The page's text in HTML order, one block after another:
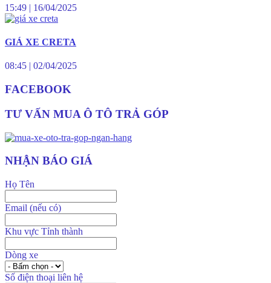
15:49 | 16/04/2025
GIÁ XE CRETA
08:45 | 02/04/2025
FACEBOOK
TƯ VẤN MUA Ô TÔ TRẢ GÓP
NHẬN BÁO GIÁ
Họ Tên
Email (nếu có)
Khu vực Tỉnh thành
Dòng xe
Số điện thoại liên hệ